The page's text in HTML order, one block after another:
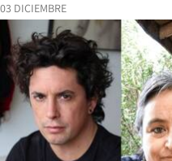
03 DICIEMBRE